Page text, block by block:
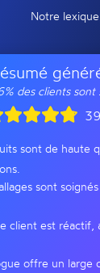
Notre lexique
des clients sont
sont de haute
sont
client est réactif,
offre un large